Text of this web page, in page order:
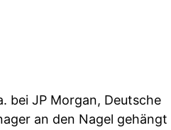
bei JP Morgan, Deutsche
an den Nagel gehängt